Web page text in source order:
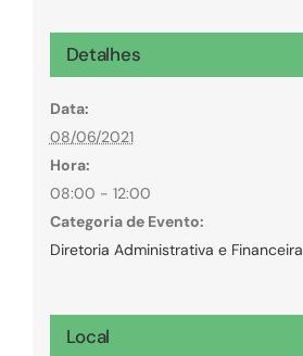
Detalhes
Data:
08/06/2021
Hora:
08:00 - 12:00
Categoria de Evento:
Diretoria Administrativa e Financeira
Local